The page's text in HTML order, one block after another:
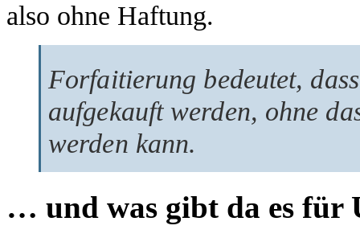
also ohne Haftung.
Forfaitierung bedeutet,
aufgekauft werden, ohne
werden kann.
… und was gibt da es für